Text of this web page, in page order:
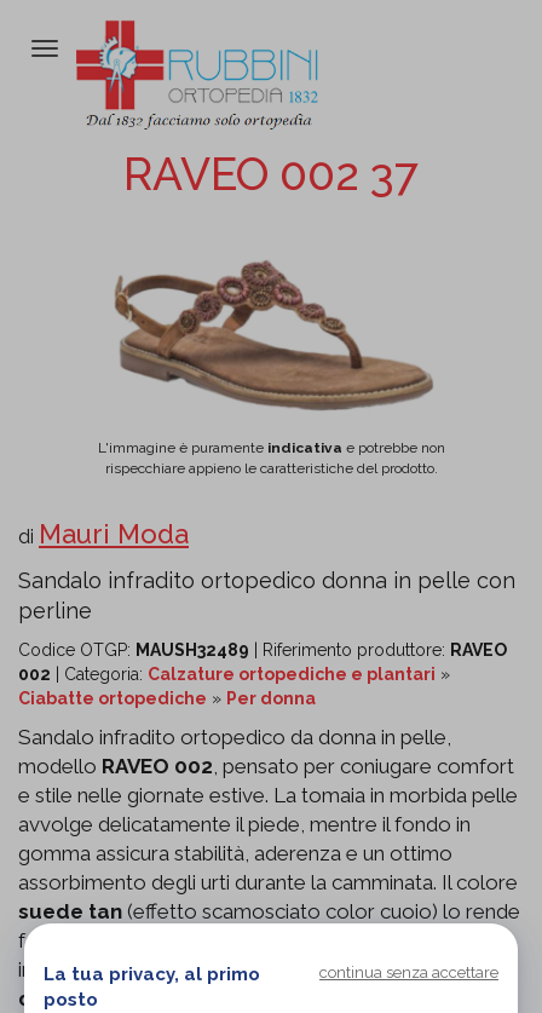
Attiva/disattiva
RAVEO 002 37
L'immagine è puramente indicativa e potrebbe non
rispecchiare appieno le caratteristiche del prodotto.
di Mauri Moda
Sandalo infradito ortopedico donna in pelle con
perline
Codice OTGP: MAUSH32489 | Riferimento produttore: RAVEO
002 | Categoria: Calzature ortopediche e plantari »
Ciabatte ortopediche » Per donna
Sandalo infradito ortopedico da donna in pelle,
modello RAVEO 002 , pensato per coniugare comfort
e stile nelle giornate estive. La tomaia in morbida pelle
avvolge delicatamente il piede, mentre il fondo in
gomma assicura stabilità, aderenza e un ottimo
assorbimento degli urti durante la camminata. Il colore
suede tan (effetto scamosciato color cuoio) lo rende
facilmente abbinabile a ogni outfit quotidiano. Il design
infradito è impreziosito da una raffinatadecorazione
di perline
La tua privacy, al primo
posto
continua senza accettare